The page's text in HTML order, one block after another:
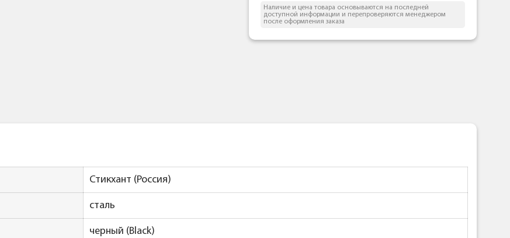
Наличие и цена товара основываются на последней
доступной информации и перепроверяются менеджером
после оформления заказа
Стикхант (Россия)
сталь
черный (Black)